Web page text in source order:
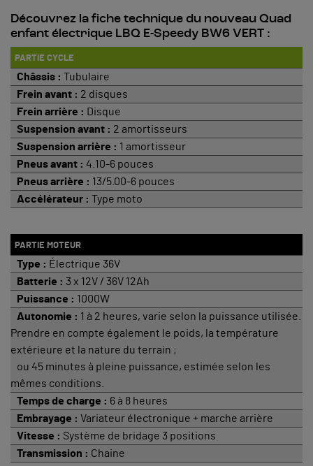
Découvrez la fiche technique du nouveau Quad
enfant électrique LBQ E-Speedy BW6 VERT :
PARTIE CYCLE
Châssis : Tubulaire
Frein avant : 2 disques
Frein arrière : Disque
Suspension avant : 2 amortisseurs
Suspension arrière : 1 amortisseur
Pneus avant : 4.10-6 pouces
Pneus arrière : 13/5.00-6 pouces
Accélérateur : Type moto
PARTIE MOTEUR
Type : Électrique 36V
Batterie : 3 x 12V / 36V 12Ah
Puissance : 1000W
Autonomie : 1 à 2 heures, varie selon la puissance utilisée.
Prendre en compte également le poids, la température
extérieure et la nature du terrain ;
ou 45 minutes à pleine puissance, estimée selon les
mêmes conditions.
Temps de charge : 6 à 8 heures
Embrayage : Variateur électronique + marche arrière
Vitesse : Système de bridage 3 positions
Transmission : Chaine